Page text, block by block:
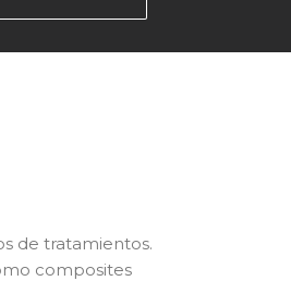
de tratamientos.
composites